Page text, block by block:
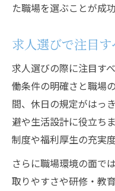
た職場を選ぶことが成
求人選びで注目
求人選びの際に注目す
働条件の明確さと職場
間、休日の規定がはっ
避や生活設計に役立ち
制度や福利厚生の充実
さらに職場環境の面で
取りやすさや研修・教